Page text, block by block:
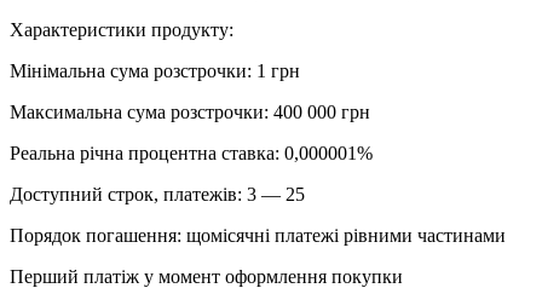
Характеристики продукту:
Мінімальна сума розстрочки: 1 грн
Максимальна сума розстрочки: 400 000 грн
Реальна річна процентна ставка: 0,000001%
Доступний строк, платежів: 3 — 25
Порядок погашення: щомісячні платежі рівними частинами
Перший платіж у момент оформлення покупки